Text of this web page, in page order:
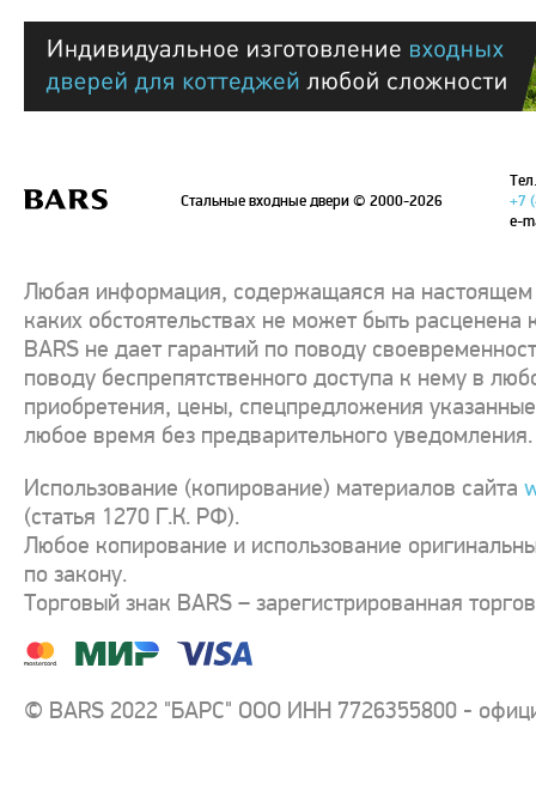
Стальные входные двери© 2000-2026
+7
e-
Любая информация, содержащаяся на настоящем
каких обстоятельствах не может быть
BARS не дает гарантий по поводу
поводу беспрепятственного доступа к нему в
приобретения, цены, спецпредложения
любое время без предварительного уведомления.
Использование (копирование) материалов сайта
(статья 1270 Г.К. РФ).
Любое копирование и использование
по закону.
Торговый знак BARS – зарегистрированная
© BARS 2022 "БАРС" ООО ИНН 7726355800 -